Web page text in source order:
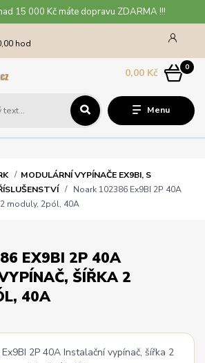
15 000 Kč máte dopravu ZDARMA !!!
Menu
hod
0
0,00 Kč
MODULÁRNÍ VYPÍNAČE EX9BI, S
Noark 102386 Ex9BI 2P 40A
moduly, 2pól, 40A
EX9BI 2P 40A
ŠÍŘKA 2
40A